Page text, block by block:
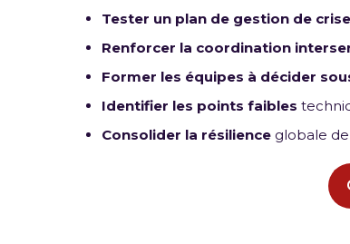
Tester un plan de gestion de crise
Renforcer la coordination
Former les équipes à décider
Identifier les points faibles
Consolider la résilience globale de